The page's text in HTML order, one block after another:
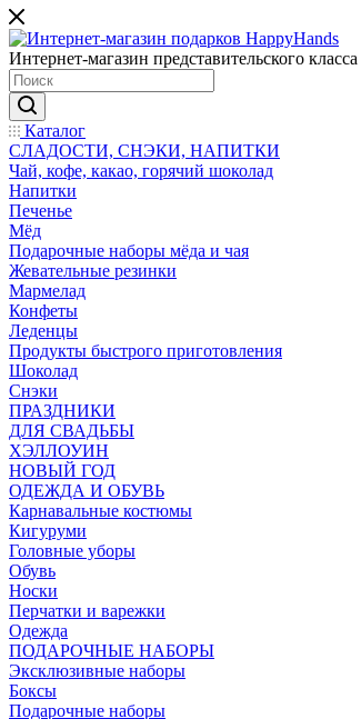
Интернет-магазин представительского класса
Каталог
СЛАДОСТИ, СНЭКИ, НАПИТКИ
Чай, кофе, какао, горячий шоколад
Напитки
Печенье
Мёд
Подарочные наборы мёда и чая
Жевательные резинки
Мармелад
Конфеты
Леденцы
Продукты быстрого приготовления
Шоколад
Снэки
ПРАЗДНИКИ
ДЛЯ СВАДЬБЫ
ХЭЛЛОУИН
НОВЫЙ ГОД
ОДЕЖДА И ОБУВЬ
Карнавальные костюмы
Кигуруми
Головные уборы
Обувь
Носки
Перчатки и варежки
Одежда
ПОДАРОЧНЫЕ НАБОРЫ
Эксклюзивные наборы
Боксы
Подарочные наборы